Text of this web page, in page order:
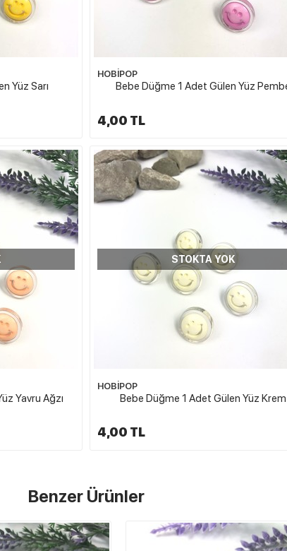
Yüz Sarı
HOBİPOP
Bebe Düğme 1 Adet Gülen Yüz
4,00 TL
Yavru Ağzı
STOKTA YOK
HOBİPOP
Bebe Düğme 1 Adet Gülen Yüz Krem
4,00 TL
Benzer Ürünler